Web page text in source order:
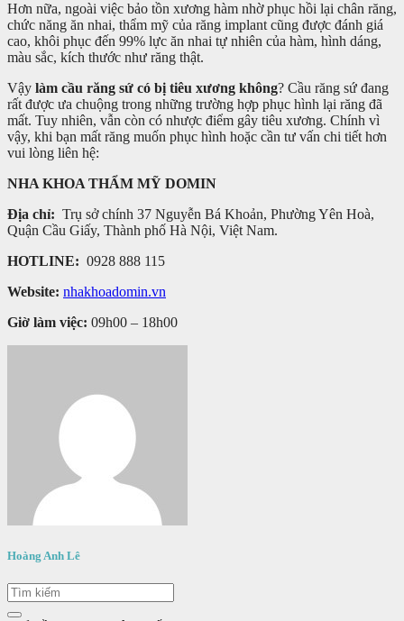
Hơn nữa, ngoài việc bảo tồn xương hàm nhờ phục hồi lại chân răng,
chức năng ăn nhai, thẩm mỹ của răng implant cũng được đánh giá
cao, khôi phục đến 99% lực ăn nhai tự nhiên của hàm, hình dáng,
màu sắc, kích thước như răng thật.
Vậy làm cầu răng sứ có bị tiêu xương không? Cầu răng sứ đang
rất được ưa chuộng trong những trường hợp phục hình lại răng đã
mất. Tuy nhiên, vẫn còn có nhược điểm gây tiêu xương. Chính vì
vậy, khi bạn mất răng muốn phục hình hoặc cần tư vấn chi tiết hơn
vui lòng liên hệ:
NHA KHOA THẨM MỸ DOMIN
Địa chỉ: Trụ sở chính 37 Nguyễn Bá Khoản, Phường Yên Hoà,
Quận Cầu Giấy, Thành phố Hà Nội, Việt Nam.
HOTLINE: 0928 888 115
Website: nhakhoadomin.vn
Giờ làm việc: 09h00 – 18h00
Hoàng Anh Lê